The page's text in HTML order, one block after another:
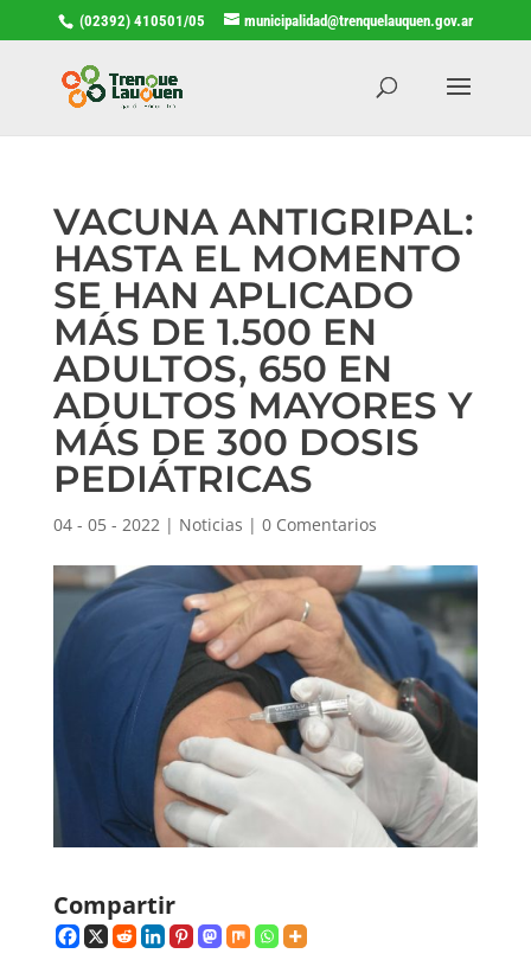
(02392) 410501/05 municipalidad@trenquelauquen.gov.ar
VACUNA ANTIGRIPAL:
HASTA EL MOMENTO
SE HAN APLICADO
MÁS DE 1.500 EN
ADULTOS, 650 EN
ADULTOS MAYORES Y
MÁS DE 300 DOSIS
PEDIÁTRICAS
04 - 05 - 2022 | Noticias | 0 Comentarios
Compartir